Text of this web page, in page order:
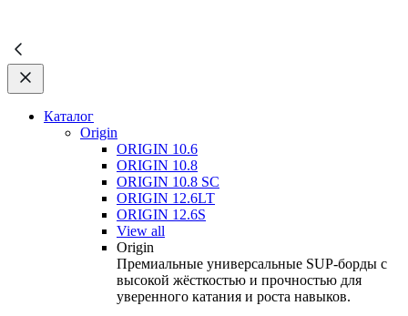
Каталог
Origin
ORIGIN 10.6
ORIGIN 10.8
ORIGIN 10.8 SC
ORIGIN 12.6LT
ORIGIN 12.6S
View all
Origin
Премиальные универсальные SUP-борды с
высокой жёсткостью и прочностью для
уверенного катания и роста навыков.